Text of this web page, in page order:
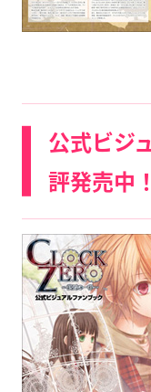
公式ビジ
評発売中！